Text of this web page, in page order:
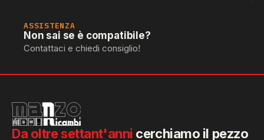
ASSISTENZA
Non sai se è compatibile?
Contattaci e chiedi consiglio!
Da oltre settant'anni cerchiamo il pezzo